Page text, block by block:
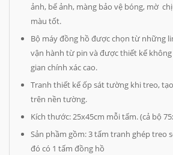
ảnh, bể ảnh, màng bảo vệ bóng, mờ
màu tốt.
Bộ máy đồng hồ được chọn từ những
vận hành từ pin và được thiết kế
gian chính xác cao.
Tranh thiết kế ốp sát tường khi treo,
trên nền tường.
Kích thước: 25x45cm mỗi tấm. (cả bộ
Sản phầm gồm: 3 tấm tranh ghép treo
đó có 1 tấm đồng hồ